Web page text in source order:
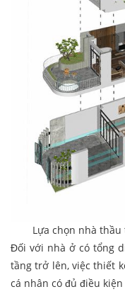
Lựa chọn nhà
Đối với nhà ở có tổng
tầng trở lên, việc thiết
cá nhân có đủ điều